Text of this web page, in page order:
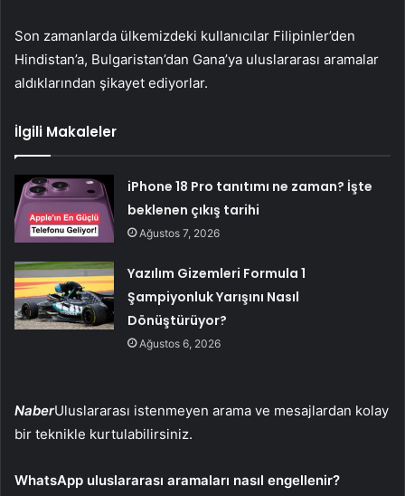
Son zamanlarda ülkemizdeki kullanıcılar Filipinler’den
Hindistan’a, Bulgaristan’dan Gana’ya uluslararası aramalar
aldıklarından şikayet ediyorlar.
İlgili Makaleler
iPhone 18 Pro tanıtımı ne zaman? İşte
beklenen çıkış tarihi
Ağustos 7, 2026
Yazılım Gizemleri Formula 1
Şampiyonluk Yarışını Nasıl
Dönüştürüyor?
Ağustos 6, 2026
NaberUluslararası istenmeyen arama ve mesajlardan kolay
bir teknikle kurtulabilirsiniz.
WhatsApp uluslararası aramaları nasıl engellenir?